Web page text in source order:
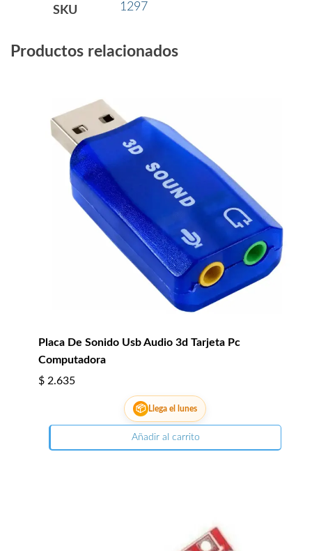
SKU 1297
Productos relacionados
Placa De Sonido Usb Audio 3d Tarjeta Pc
Computadora
$ 2.635
📦 Llega el lunes
Añadir al carrito